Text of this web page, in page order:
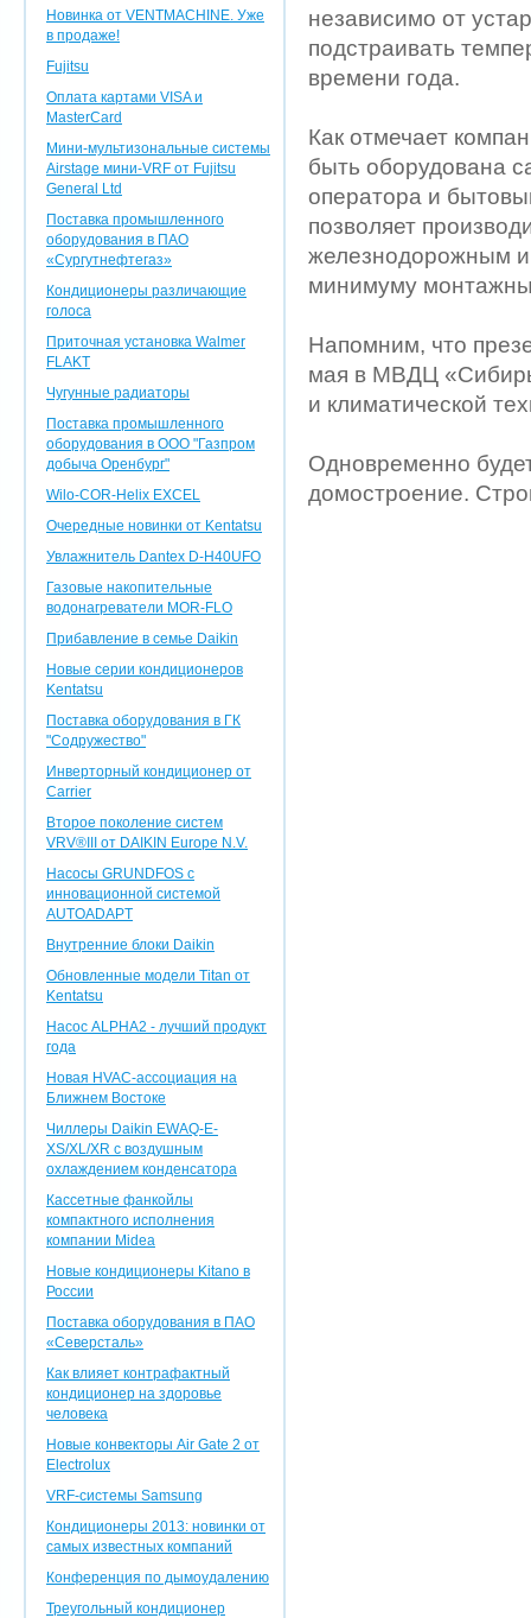
Новинка от VENTMACHINE. Уже
в продаже!
Fujitsu
Оплата картами VISA и
MasterCard
Мини-мультизональные системы
Airstage мини-VRF от Fujitsu
General Ltd
Поставка промышленного
оборудования в ПАО
«Сургутнефтегаз»
Кондиционеры различающие
голоса
Приточная установка Walmer
FLAKT
Чугунные радиаторы
Поставка промышленного
оборудования в ООО "Газпром
добыча Оренбург"
Wilo-COR-Helix EXCEL
Очередные новинки от Kentatsu
Увлажнитель Dantex D-H40UFO
Газовые накопительные
водонагреватели MOR-FLO
Прибавление в семье Daikin
Новые серии кондиционеров
Kentatsu
Поставка оборудования в ГК
"Содружество"
Инверторный кондиционер от
Carrier
Второе поколение систем
VRV®III от DAIKIN Europe N.V.
Насосы GRUNDFOS с
инновационной системой
AUTOADAPT
Внутренние блоки Daikin
Обновленные модели Titan от
Kentatsu
Насос ALPHA2 - лучший продукт
года
Новая HVAC-ассоциация на
Ближнем Востоке
Чиллеры Daikin EWAQ-E-
XS/XL/XR с воздушным
охлаждением конденсатора
Кассетные фанкойлы
компактного исполнения
компании Midea
Новые кондиционеры Kitano в
России
Поставка оборудования в ПАО
«Северсталь»
Как влияет контрафактный
кондиционер на здоровье
человека
Новые конвекторы Air Gate 2 от
Electrolux
VRF-системы Samsung
Кондиционеры 2013: новинки от
самых известных компаний
Конференция по дымоудалению
Треугольный кондиционер
независимо от
подстраивать
времени года.
Как отмечает
быть оборудована
оператора и
позволяет
железнодорожным и
минимуму
Напомним, что
мая в МВДЦ
и климатической
Одновременно
домостроение.